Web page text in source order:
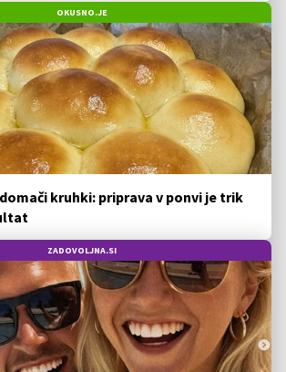
OKUSNO.JE
kruhki: priprava v ponvi je trik
ZADOVOLJNA.SI